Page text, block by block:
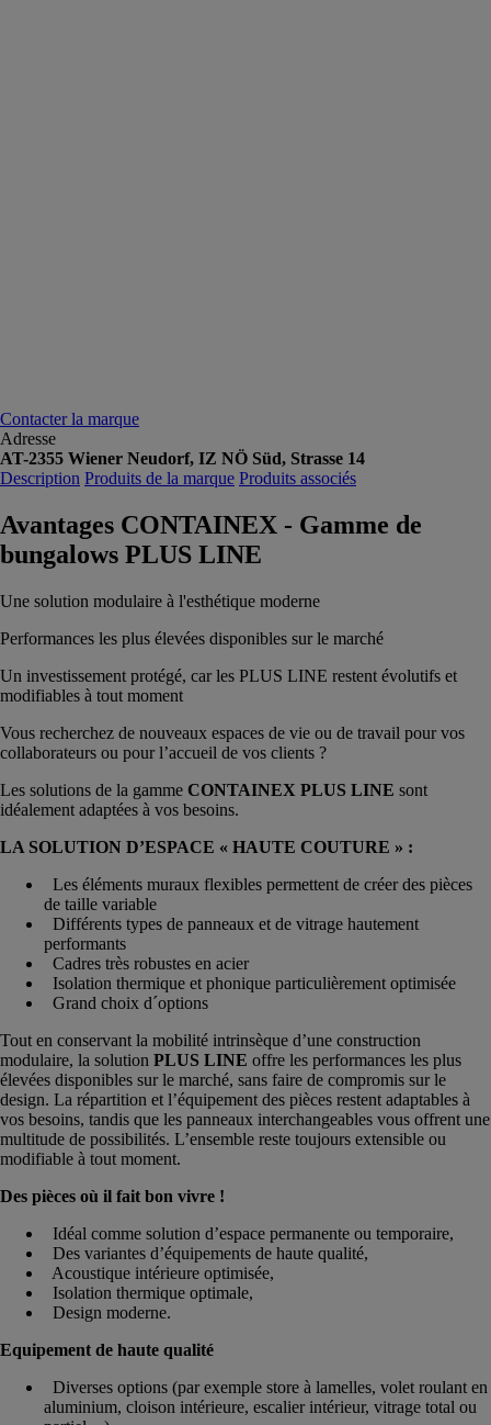
Contacter la marque
Adresse
AT-2355 Wiener Neudorf, IZ NÖ Süd, Strasse 14
Description Produits de la marque Produits associés
Avantages CONTAINEX - Gamme de
bungalows PLUS LINE
Une solution modulaire à l'esthétique moderne
Performances les plus élevées disponibles sur le marché
Un investissement protégé, car les PLUS LINE restent évolutifs et
modifiables à tout moment
Vous recherchez de nouveaux espaces de vie ou de travail pour vos
collaborateurs ou pour l’accueil de vos clients ?
Les solutions de la gamme CONTAINEX PLUS LINE sont
idéalement adaptées à vos besoins.
LA SOLUTION D’ESPACE « HAUTE COUTURE » :
Les éléments muraux flexibles permettent de créer des pièces
de taille variable
Différents types de panneaux et de vitrage hautement
performants
Cadres très robustes en acier
Isolation thermique et phonique particulièrement optimisée
Grand choix d´options
Tout en conservant la mobilité intrinsèque d’une construction
modulaire, la solution PLUS LINE offre les performances les plus
élevées disponibles sur le marché, sans faire de compromis sur le
design. La répartition et l’équipement des pièces restent adaptables à
vos besoins, tandis que les panneaux interchangeables vous offrent une
multitude de possibilités. L’ensemble reste toujours extensible ou
modifiable à tout moment.
Des pièces où il fait bon vivre !
Idéal comme solution d’espace permanente ou temporaire,
Des variantes d’équipements de haute qualité,
Acoustique intérieure optimisée,
Isolation thermique optimale,
Design moderne.
Equipement de haute qualité
Diverses options (par exemple store à lamelles, volet roulant en
aluminium, cloison intérieure, escalier intérieur, vitrage total ou